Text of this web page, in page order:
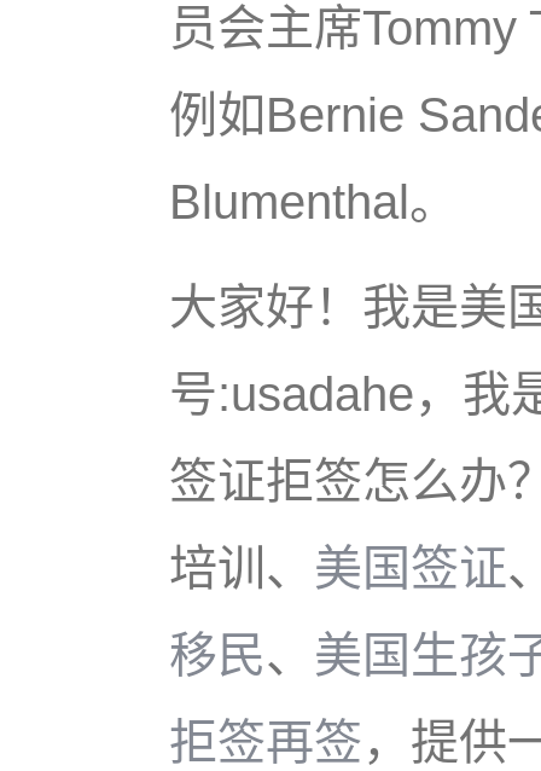
员会主席
例如Bernie
Blumenthal。
大家好！我是美
号:usadahe，我
签证拒签怎么办
培训、 美国签证
移民、 美国生孩
拒签再签 ，提供